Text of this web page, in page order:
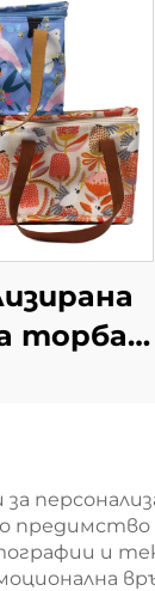
торба-
торба с
и
и